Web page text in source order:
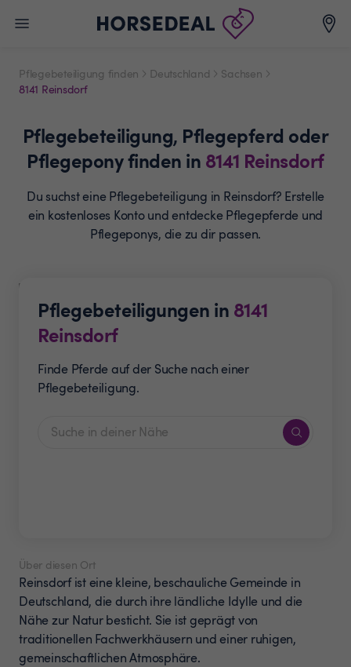
Pflegebeteiligung finden Deutschland
Sachsen
8141 Reinsdorf
Pflegebeteiligung, Pflegepferd oder
Pflegeponyfinden in 8141 Reinsdorf
Du suchst eine Pflegebeteiligung in Reinsdorf? Erstelle
ein kostenloses Konto und entdecke Pflegepferde und
Pflegeponys, die zu dir passen.
Pflegebeteiligungen in 8141
Reinsdorf
Finde Pferde auf der Suche nach einer
Pflegebeteiligung.
Über diesen Ort
Reinsdorf ist eine kleine, beschauliche Gemeinde in
Deutschland, die durch ihre ländliche Idylle und die
Nähe zur Natur besticht. Sie ist geprägt von
traditionellen Fachwerkhäusern und einer ruhigen,
gemeinschaftlichen Atmosphäre.